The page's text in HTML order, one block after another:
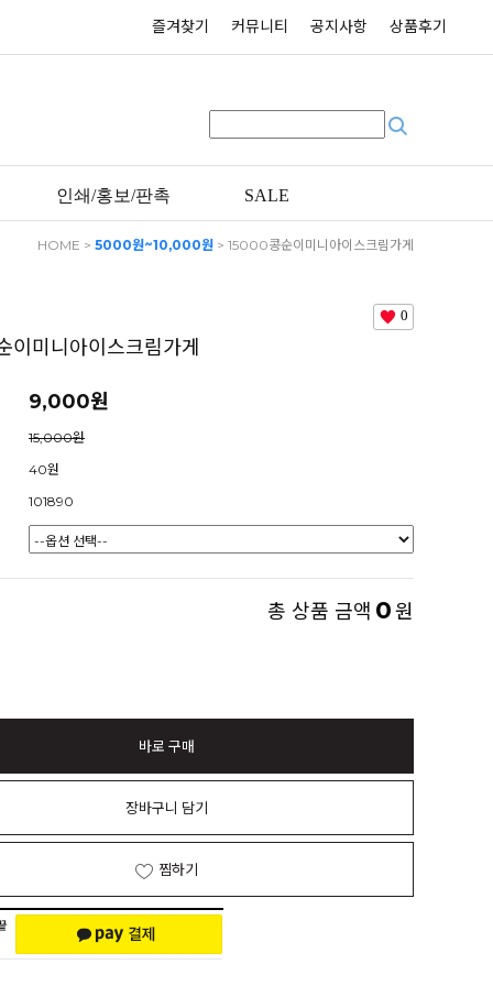
즐겨찾기 커뮤니티 공지사항 상품후기
인쇄/홍보/판촉 SALE
HOME > 5000원~10,000원 > 15000콩순이미니아이스크림가게
0
이미니아이스크림가게
9,000원
15,000원
40원
101890
총 상품 금액 0원
바로 구매
장바구니 담기
찜하기